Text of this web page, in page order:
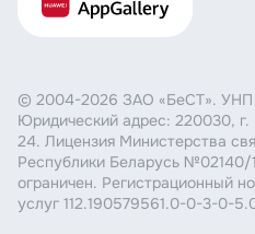
© 2004-2026 ЗАО «БеСТ». УНП
Юридический адрес: 220030,
24. Лицензия Министерства
Республики Беларусь №02140/
ограничен. Регистрационный
услуг 112.190579561.0-0-3-0-